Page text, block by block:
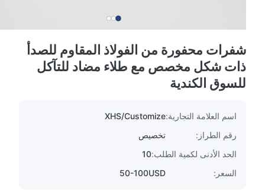
شفرات محفورة من الفولاذ المقاوم للصدأ
ذات شكل مخصص مع طلاء مضاد للتآكل
للسوق الكندية
اسم العلامة التجارية:XHS/Customize
رقم الطراز:
تخصيص
الحد الأدنى لكمية الطلب:10
السعر:
50-100USD